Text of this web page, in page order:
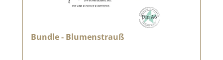
Bundle - Blumenstrauß